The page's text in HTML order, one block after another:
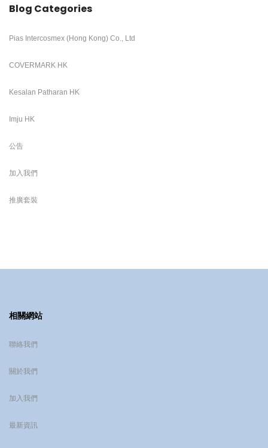
Blog Categories
Pias Intercosmex (Hong Kong) Co., Ltd
COVERMARK HK
Kesalan Patharan HK
Imju HK
公告
加入我們
推廣套裝
相關網站
聯絡我們
關於我們
加入我們
最新資訊